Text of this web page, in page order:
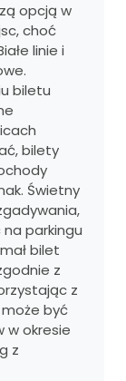
opcją w
choć
linie i
biletu
bilety
Świetny
parkingu
bilet
z
z
być
w okresie
z